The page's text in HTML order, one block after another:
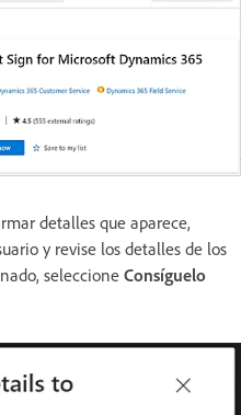
detalles que aparece,
y revise los detalles de los
seleccione Consíguelo